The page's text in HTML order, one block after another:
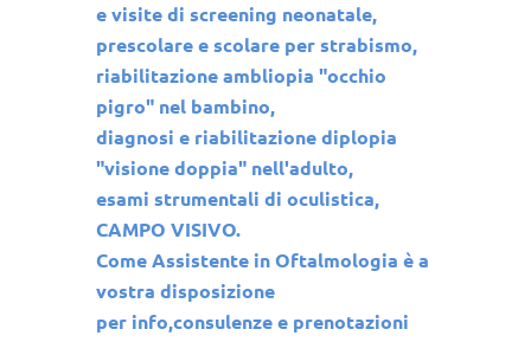
e visite di screening neonatale,
prescolare e scolare per strabismo,
riabilitazione ambliopia "occhio
pigro" nel bambino,
diagnosi e riabilitazione diplopia
"visione doppia" nell'adulto,
esami strumentali di oculistica,
CAMPO VISIVO.
Come Assistente in Oftalmologia è a
vostra disposizione
per info,consulenze e prenotazioni